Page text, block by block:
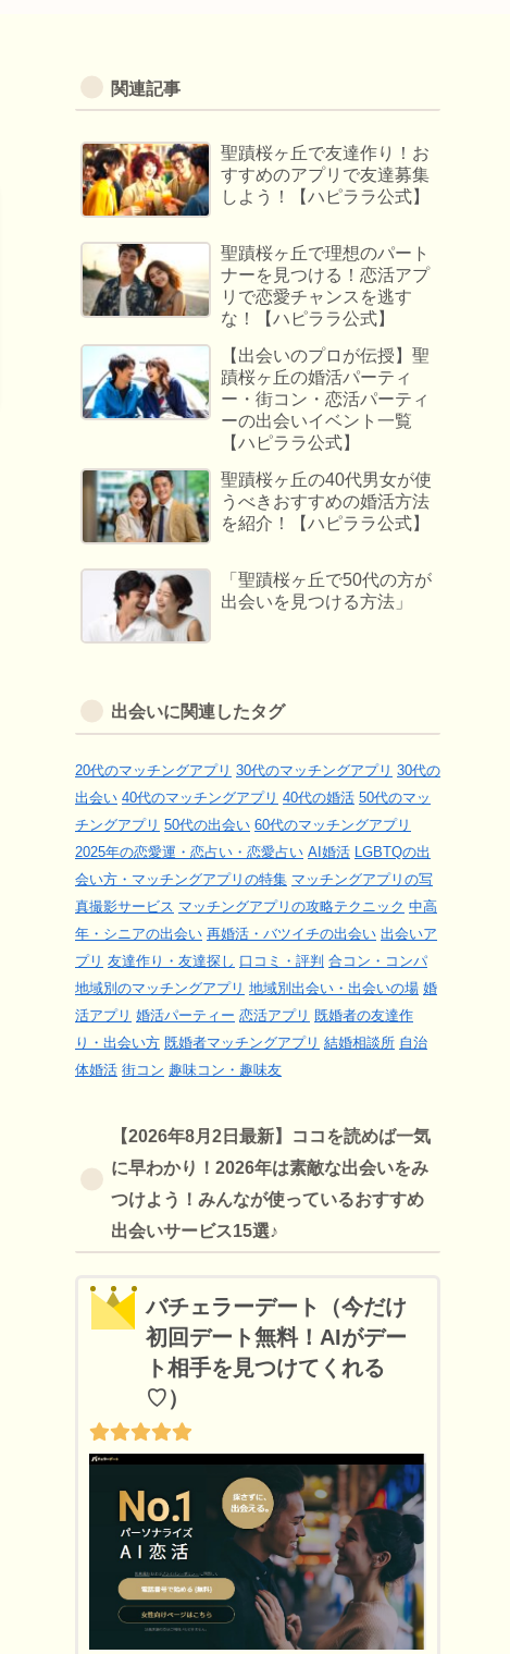
関連記事
聖蹟桜ヶ丘で友達作り！お
すすめのアプリで友達募集
しよう！【ハピララ公式】
聖蹟桜ヶ丘で理想のパート
ナーを見つける！恋活アプ
リで恋愛チャンスを逃す
な！【ハピララ公式】
【出会いのプロが伝授】聖
蹟桜ヶ丘の婚活パーティ
ー・街コン・恋活パーティ
ーの出会いイベント一覧
【ハピララ公式】
聖蹟桜ヶ丘の40代男女が使
うべきおすすめの婚活方法
を紹介！【ハピララ公式】
「聖蹟桜ヶ丘で50代の方が
出会いを見つける方法」
出会いに関連したタグ
20代のマッチングアプリ 30代のマッチングアプリ 30代の
出会い 40代のマッチングアプリ 40代の婚活 50代のマッ
チングアプリ 50代の出会い 60代のマッチングアプリ
2025年の恋愛運・恋占い・恋愛占い AI婚活 LGBTQの出
会い方・マッチングアプリの特集 マッチングアプリの写
真撮影サービス マッチングアプリの攻略テクニック 中高
年・シニアの出会い 再婚活・バツイチの出会い 出会いア
プリ 友達作り・友達探し 口コミ・評判 合コン・コンパ
地域別のマッチングアプリ 地域別出会い・出会いの場 婚
活アプリ 婚活パーティー 恋活アプリ 既婚者の友達作
り・出会い方 既婚者マッチングアプリ 結婚相談所 自治
体婚活 街コン 趣味コン・趣味友
【2026年8月2日最新】ココを読めば一気
に早わかり！2026年は素敵な出会いをみ
つけよう！みんなが使っているおすすめ
出会いサービス15選♪
バチェラーデート（今だけ
初回デート無料！AIがデー
ト相手を見つけてくれる
♡）